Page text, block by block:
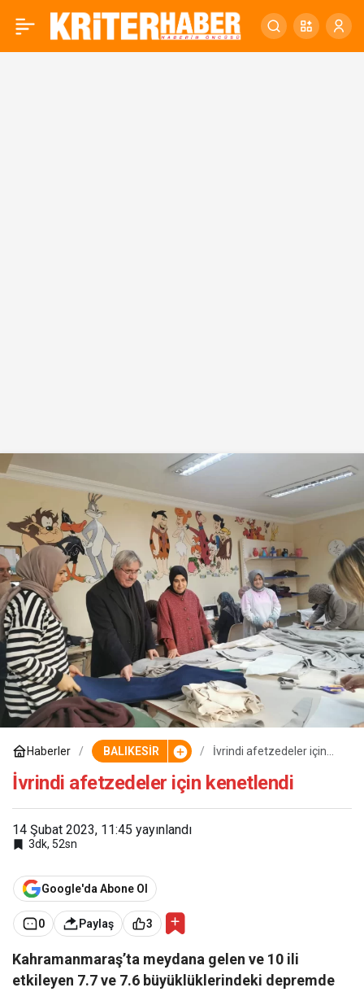
Haberler BALIKESİR
İvrindi afetzedeler için
İvrindi afetzedeler için kenetlendi
14 Şubat 2023, 11:45 yayınlandı
3dk, 52sn
Google'da Abone Ol
0 Paylaş 3
Kahramanmaraş’ta meydana gelen ve 10 ili
etkileyen 7.7 ve 7.6 büyüklüklerindeki depremde
İvrindi afetzedeler için 0